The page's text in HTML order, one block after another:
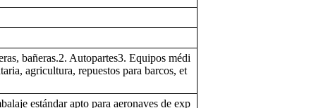
bañeras.2. Autopartes3. Equipos médi
agricultura, repuestos para barcos, et
estándar apto para aeronaves de exp